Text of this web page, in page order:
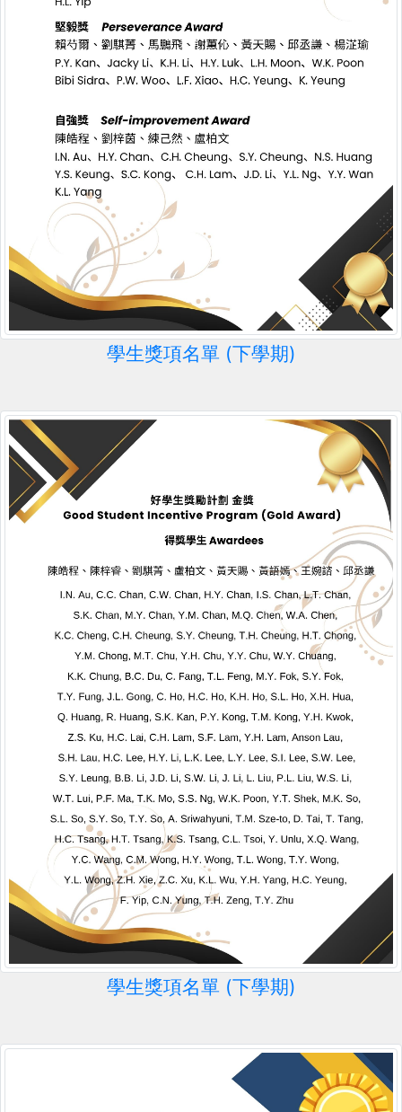
學生獎項名單 (下學期)
學生獎項名單 (下學期)